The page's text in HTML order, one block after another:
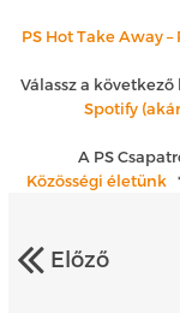
PS Hot Take Away
Válassz a
Spotify
A PS
Közösségi életünk
Előző